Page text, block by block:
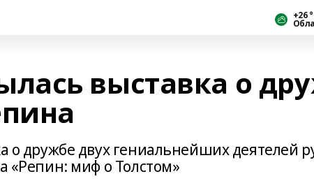
+26
выставка о
о дружбе двух гениальнейших деятелей
«Репин: миф о Толстом»